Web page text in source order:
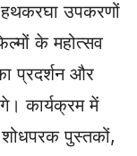
हथकरघा उपकरणों
के महोत्सव
प्रदर्शन और
कार्यक्रम में
पुस्तकों,